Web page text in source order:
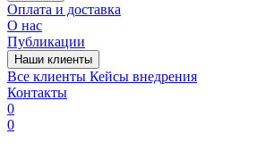
Оплата и доставка
О нас
Публикации
Наши клиенты
Все клиенты Кейсы внедрения
Контакты
0
0